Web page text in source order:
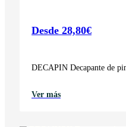
Desde 28,80€
DECAPIN Decapante de
Ver más